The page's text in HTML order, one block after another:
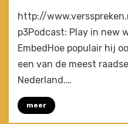
by Joost
3 Comments
wonderei
van
Rodaan
http://
p3Podcast: Play in new
EmbedHoe populair hij
een van de meest
Nederland.…
meer